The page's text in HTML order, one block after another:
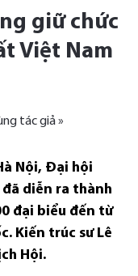
giữ chức
Việt Nam
tác giả »
Nội, Đại hội
diễn ra thành
đại biểu đến từ
Kiến trúc sư Lê
Hội.